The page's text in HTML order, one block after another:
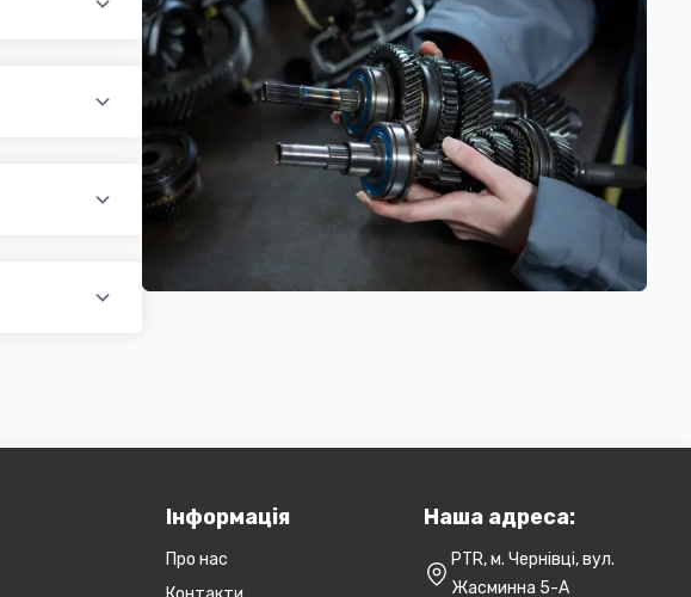
Інформація
Про нас
Наша адреса:
PTR, м. Чернівці, вул.
Жасминна 5-А